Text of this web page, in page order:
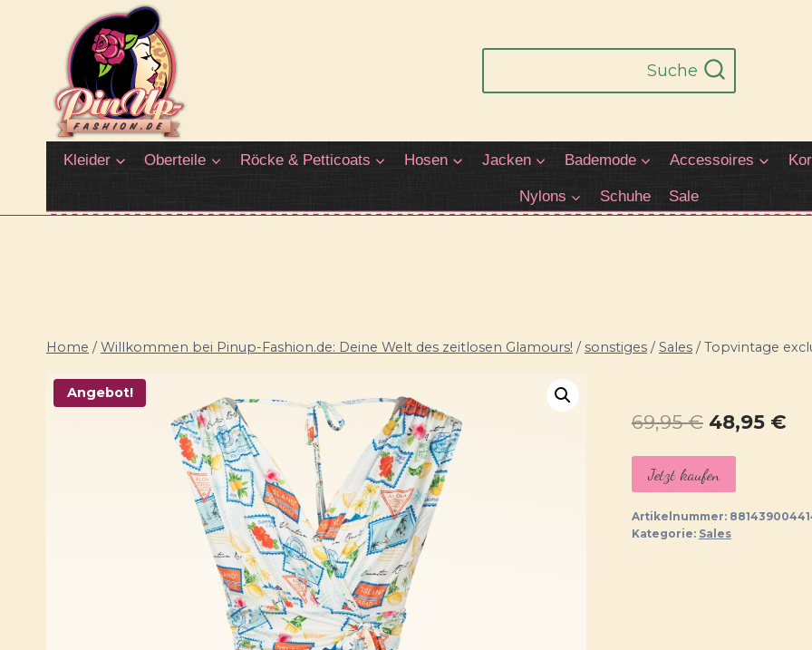
springen
Suche
Kleider Oberteile Röcke & Petticoats Hosen Jacken Bademode Accessoires
Nylons Schuhe Sale
Home / Willkommen bei Pinup-Fashion.de: Deine Welt des zeitlosen Glamours! / sonstiges / Sales / Topvintage
Angebot!
69,95€
Preis
war:
69,95 €
48,95 €
Jetzt kaufen
Artikelnummer:
Kategorie: Sales